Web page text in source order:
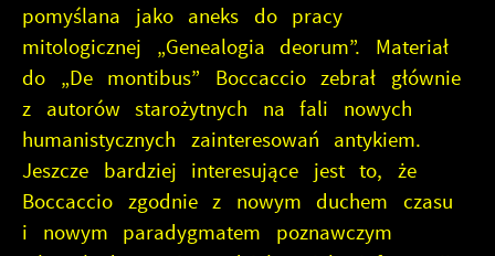
pomyślana jako aneks do pracy
mitologicznej „Genealogia deorum”. Materiał
do „De montibus” Boccaccio zebrał głównie
z autorów starożytnych na fali nowych
humanistycznych zainteresowań antykiem.
Jeszcze bardziej interesujące jest to, że
Boccaccio zgodnie z nowym duchem czasu
i nowym paradygmatem poznawczym